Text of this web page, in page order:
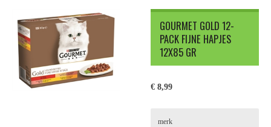
GOURMET GOLD 12-
PACK FIJNE HAPJES
12X85 GR
€ 8,99
merk